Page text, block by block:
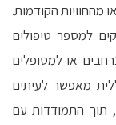
מהחוויות הקודמות.
למספר טיפולים
או למטופלים
מאפשר לעיתים
תוך התמודדות עם